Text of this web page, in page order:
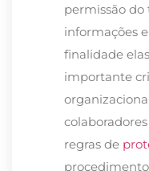
permissão
informações
finalidade
importante
regras de